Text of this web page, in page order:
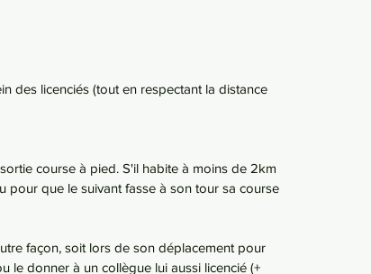
des licenciés (tout en respectant la distance
course à pied. S'il habite à moins de 2km
pour que le suivant fasse à son tour sa course
façon, soit lors de son déplacement pour
le donner à un collègue lui aussi licencié (+